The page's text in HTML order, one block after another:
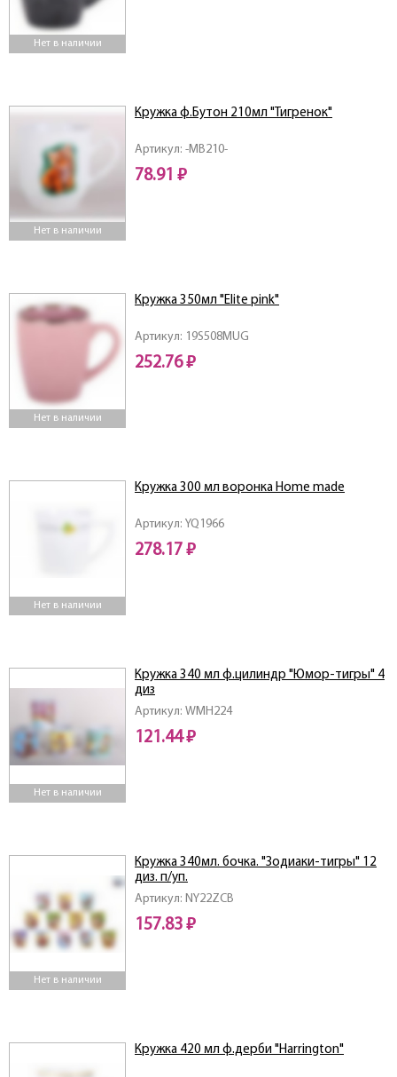
Нет в наличии
Нет в наличии
Артикул: -MB210-
Кружка ф.Бутон 210мл "Тигренок"
78.91 ₽
Нет в наличии
Артикул: 19S508MUG
Кружка 350мл "Elite pink"
252.76 ₽
Нет в наличии
Артикул: YQ1966
Кружка 300 мл воронка Home made
278.17 ₽
Нет в наличии
Артикул: WMH224
Кружка 340 мл ф.цилиндр "Юмор-тигры" 4
диз
121.44 ₽
Нет в наличии
Артикул: NY22ZCB
Кружка 340мл. бочка. "Зодиаки-тигры" 12
диз. п/уп.
157.83 ₽
Кружка 420 мл ф.дерби "Harrington"